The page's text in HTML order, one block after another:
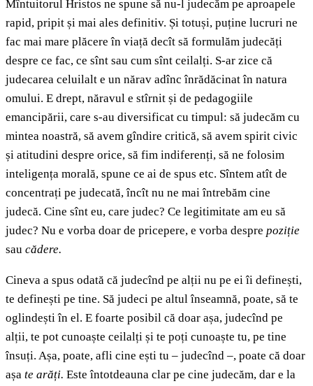
Mîntuitorul Hristos ne spune să nu-l judecăm pe aproapele
rapid, pripit și mai ales definitiv. Și totuși, puține lucruri ne
fac mai mare plăcere în viață decît să formulăm judecăți
despre ce fac, ce sînt sau cum sînt ceilalți. S-ar zice că
judecarea celuilalt e un nărav adînc înrădăcinat în natura
omului. E drept, năravul e stîrnit și de pedagogiile
emancipării, care s-au diversificat cu timpul: să judecăm cu
mintea noastră, să avem gîndire critică, să avem spirit civic
și atitudini despre orice, să fim indiferenți, să ne folosim
inteligența morală, spune ce ai de spus etc. Sîntem atît de
concentrați pe judecată, încît nu ne mai întrebăm cine
judecă. Cine sînt eu, care judec? Ce legitimitate am eu să
judec? Nu e vorba doar de pricepere, e vorba despre poziție
sau cădere.
Cineva a spus odată că judecînd pe alții nu pe ei îi definești,
te definești pe tine. Să judeci pe altul înseamnă, poate, să te
oglindești în el. E foarte posibil că doar așa, judecînd pe
alții, te pot cunoaște ceilalți și te poți cunoaște tu, pe tine
însuți. Așa, poate, afli cine ești tu – judecînd –, poate că doar
așa te arăți. Este întotdeauna clar pe cine judecăm, dar e la